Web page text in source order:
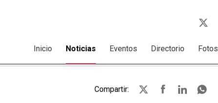
Inicio Noticias Eventos Directorio Fotos
Compartir: